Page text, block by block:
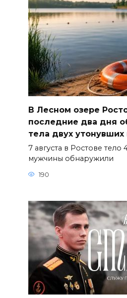
В Лесном озере
последние два дня
тела двух
7 августа в Ростове тело
мужчины обнаружили
190